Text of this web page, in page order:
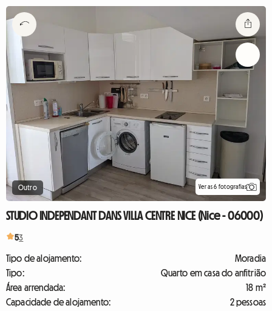
Outro Ver as 6 fotografias
STUDIO INDEPENDANT DANS VILLA CENTRE NICE (Nice - 06000)
53
Tipo de alojamento:
Moradia
Tipo:
Quarto em casa do anfitrião
Área arrendada:
18 m²
Capacidade de alojamento:
2 pessoas